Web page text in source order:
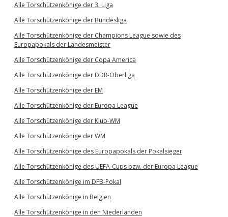
Alle Torschützenkönige der 3. Liga
Alle Torschützenkönige der Bundesliga
Alle Torschützenkönige der Champions League sowie des
Europapokals der Landesmeister
Alle Torschützenkönige der Copa America
Alle Torschützenkönige der DDR-Oberliga
Alle Torschützenkönige der EM
Alle Torschützenkönige der Europa League
Alle Torschützenkönige der Klub-WM
Alle Torschützenkönige der WM
Alle Torschützenkönige des Europapokals der Pokalsieger
Alle Torschützenkönige des UEFA-Cups bzw. der Europa League
Alle Torschützenkönige im DFB-Pokal
Alle Torschützenkönige in Belgien
Alle Torschützenkönige in den Niederlanden